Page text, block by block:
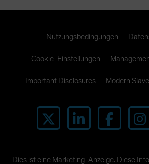
Nutzungsbedingungen
Cookie-Einstellungen
Important Disclosures Modern
Dies ist eine Marketing-Anzeige. Diese